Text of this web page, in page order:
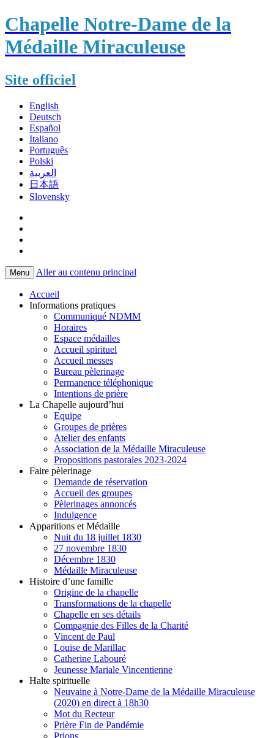
Chapelle Notre-Dame de la
Médaille Miraculeuse
Site officiel
English
Deutsch
Español
Italiano
Português
Polski
العربية
日本語
Slovensky
Menu Aller au contenu principal
Accueil
Informations pratiques
Communiqué NDMM
Horaires
Espace médailles
Accueil spirituel
Accueil messes
Bureau pèlerinage
Permanence téléphonique
Intentions de prière
La Chapelle aujourd’hui
Equipe
Groupes de prières
Atelier des enfants
Association de la Médaille Miraculeuse
Propositions pastorales 2023-2024
Faire pèlerinage
Demande de réservation
Accueil des groupes
Pèlerinages annoncés
Indulgence
Apparitions et Médaille
Nuit du 18 juillet 1830
27 novembre 1830
Décembre 1830
Médaille Miraculeuse
Histoire d’une famille
Origine de la chapelle
Transformations de la chapelle
Chapelle en ses détails
Compagnie des Filles de la Charité
Vincent de Paul
Louise de Marillac
Catherine Labouré
Jeunesse Mariale Vincentienne
Halte spirituelle
Neuvaine à Notre-Dame de la Médaille Miraculeuse
(2020) en direct à 18h30
Mot du Recteur
Prière Fin de Pandémie
Prions